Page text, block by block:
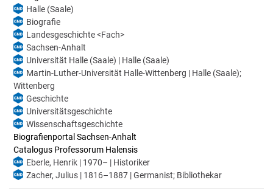
Halle (Saale)
Biografie
Landesgeschichte <Fach>
Sachsen-Anhalt
Universität Halle (Saale) | Halle (Saale)
Martin-Luther-Universität Halle-Wittenberg | Halle (Saale);
Wittenberg
Geschichte
Universitätsgeschichte
Wissenschaftsgeschichte
Biografienportal Sachsen-Anhalt
Catalogus Professorum Halensis
Eberle, Henrik | 1970– | Historiker
Zacher, Julius | 1816–1887 | Germanist; Bibliothekar